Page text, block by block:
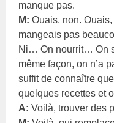
manque pas.
M: Ouais, non.
mangeais pas
Ni… On nourrit… On
même façon, on n’a
suffit de connaître
quelques recettes et
A: Voilà, trouver des